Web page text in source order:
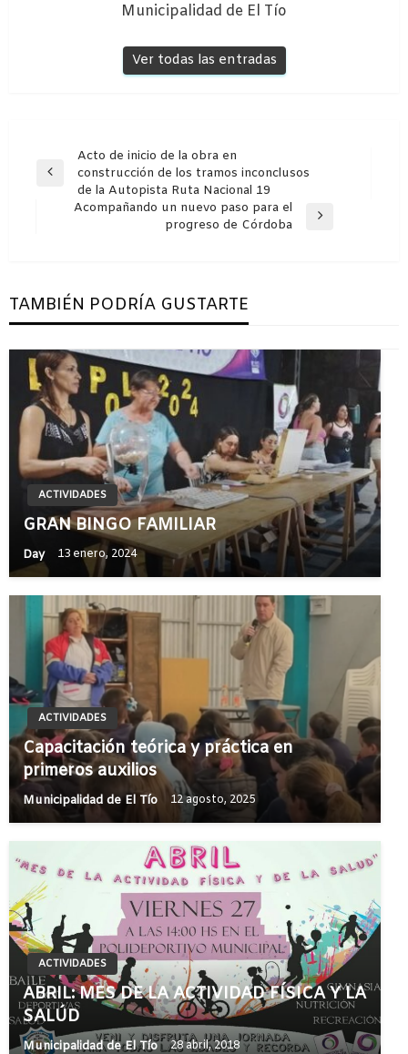
Municipalidad de El Tío
Ver todas las entradas
Navegación
de
entradas
Entrada
anterior
Acto de inicio de la obra en
construcción de los tramos inconclusos
de la Autopista Ruta Nacional 19
Acompañando un nuevo paso para el
progreso de Córdoba
TAMBIÉN PODRÍA GUSTARTE
ACTIVIDADES
GRAN BINGO FAMILIAR
Day 13 enero, 2024
ACTIVIDADES
Capacitación teórica y práctica en
primeros auxilios
Municipalidad de El Tío 12 agosto, 2025
ACTIVIDADES
ABRIL: MES DE LA ACTIVIDAD FÍSICA Y LA
SALÚD
Municipalidad de El Tío 28 abril, 2018